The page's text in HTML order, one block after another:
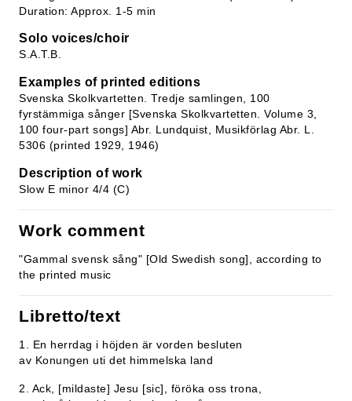
Duration: Approx. 1-5 min
Solo voices/choir
S.A.T.B.
Examples of printed editions
Svenska Skolkvartetten. Tredje samlingen, 100
fyrstämmiga sånger [Svenska Skolkvartetten. Volume 3,
100 four-part songs] Abr. Lundquist, Musikförlag Abr. L.
5306 (printed 1929, 1946)
Description of work
Slow E minor 4/4 (C)
Work comment
"Gammal svensk sång" [Old Swedish song], according to
the printed music
Libretto/text
1. En herrdag i höjden är vorden besluten
av Konungen uti det himmelska land
2. Ack, [mildaste] Jesu [sic], föröka oss trona,